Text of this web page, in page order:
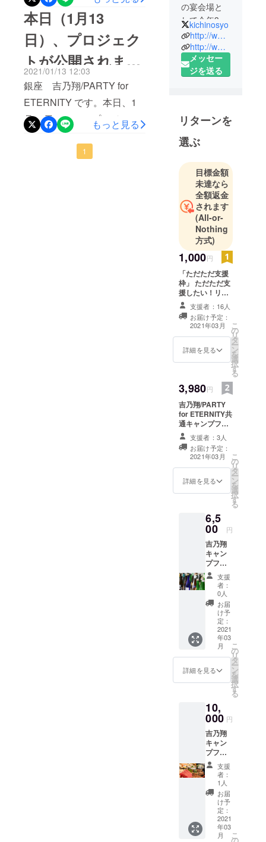
ておりますので、是非とも
キャンプファイヤー限定プ
ランのご購入などお待ちし
ております。
ち着いた際には、皆さま、
是非、宴会等でご利用くだ
さい！
本日（1月13
日）、プロジェク
トが公開されまし
た
2021/01/13 12:03
銀座 吉乃翔/PARTY for
ETERNITY です。本日、1
月13日、ついにプロジェク
トの公開をすることができ
ました。コロナの影響で、
もっと見る
1
の宴会場と
して今年30
周年を迎え
る「銀座
吉乃翔」
「PARTY for
法人や官公
庁の宴会・
懇親会や同
窓会、結婚
式二次会と
いった様々
なシーン
で、たくさ
んのお客様
にご利用し
て頂いて参
りました。
kichinosyo
http://www.ginzaenkai.com
http://www.ginzaparty.com
メッセー
ジを送る
リターンを
選ぶ
目標金額
未達なら
全額返金
されます
(All-or-
Nothing
方式)
1,000円
「ただただ支援
枠」 ただただ支
援したい！リ
ターンもいらな
い！という方向
けです。 金額は
1000円〜で変更
可能です。リ
ターン選択時に
をさせてお送り
させて頂きま
す。
支援者：16人
お届け予定：
2021年03月
詳細を見る
こ
の
リ
タ
ー
ン
を
選
択
す
る
3,980円
吉乃翔/PARTY
for ETERNITY共
通キャンプファ
イヤー限定格安
プラン 料理＋飲
み放題付き6025
円（税サ込）を
3980円（税サ
込）でご提供！
ンには、1名様分
含まれておりま
すので、ご予約
予定の人数様に
合わせてご購入
お願い致しま
際には、皆様同
じコースでのご
予約のみ可能と
なっておりま
た方にはメッ
セージまたは
メールにて、当
店の予約サイト
ますので、そち
らからご予約を
日時に関しまし
ては、他のお客
様のご予約状況
によってはご希
望に沿えないこ
ともありますの
で、ご了承下さ
い。 コースの詳
細は、「リター
ンについて」を
ご覧下さい。 ※
お食事券の郵送
はございませ
ん。
支援者：3人
お届け予定：
2021年03月
詳細を見る
こ
の
リ
タ
ー
ン
を
選
択
す
る
6,5
00 円
吉乃翔
キャン
プファ
イヤー
限定プ
ラン
地酒飲
み放題
コー
ス こ
ちらの
リター
ンに
は、1名
様分の
コース
含まれ
ており
ますの
で、ご
予約予
定の人
数様に
合わせ
てご購
入お願
い致し
ます。
※ご予約
の際に
は、皆
支援
者：
0人
お届
け予
定：
2021
年03
月
詳細を見る
こ
の
リ
タ
ー
ン
を
選
択
す
る
10,
000 円
吉乃翔
キャン
プファ
イヤー
限定プ
ラン
特別日
本料理
コー
ス こ
ちらの
リター
支援
者：
1人
お届
け予
定：
2021
年03
月
こ